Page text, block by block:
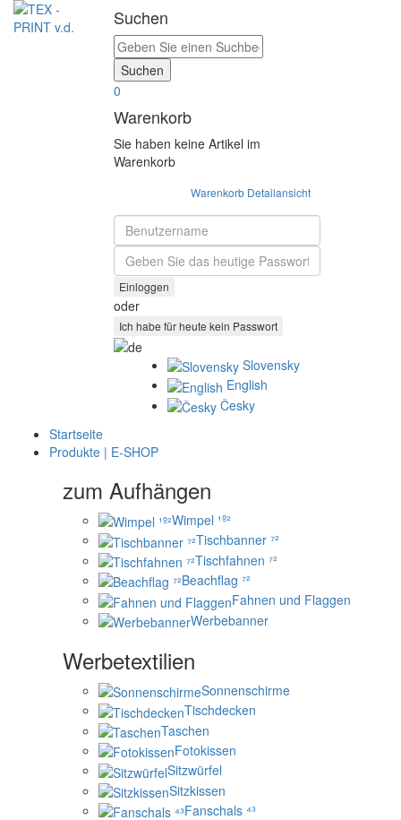
Suchen
0
Warenkorb
Sie haben keine Artikel im
Warenkorb
Warenkorb Detailansicht
Benutzername
Passwort
oder
Slovensky
English
Česky
Startseite
Produkte | E-SHOP
zum Aufhängen
Wimpel ¹º²
Tischbanner ⁷²
Tischfahnen ⁷²
Beachflag ⁷²
Fahnen und Flaggen
Werbebanner
Werbetextilien
Sonnenschirme
Tischdecken
Taschen
Fotokissen
Sitzwürfel
Sitzkissen
Fanschals ⁴³